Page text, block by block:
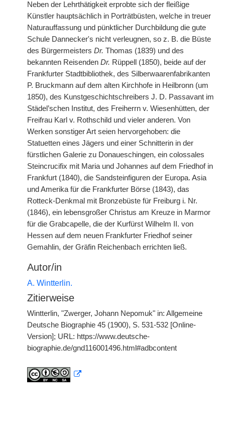
Neben der Lehrthätigkeit erprobte sich der fleißige
Künstler hauptsächlich in Porträtbüsten, welche in treuer
Naturauffassung und pünktlicher Durchbildung die gute
Schule Dannecker's nicht verleugnen, so z. B. die Büste
des Bürgermeisters Dr. Thomas (1839) und des
bekannten Reisenden Dr. Rüppell (1850), beide auf der
Frankfurter Stadtbibliothek, des Silberwaarenfabrikanten
P. Bruckmann auf dem alten Kirchhofe in Heilbronn (um
1850), des Kunstgeschichtschreibers J. D. Passavant im
Städel’schen Institut, des Freiherrn v. Wiesenhütten, der
Freifrau Karl v. Rothschild und vieler anderen. Von
Werken sonstiger Art seien hervorgehoben: die
Statuetten eines Jägers und einer Schnitterin in der
fürstlichen Galerie zu Donaueschingen, ein colossales
Steincrucifix mit Maria und Johannes auf dem Friedhof in
Frankfurt (1840), die Sandsteinfiguren der Europa. Asia
und Amerika für die Frankfurter Börse (1843), das
Rotteck-Denkmal mit Bronzebüste für Freiburg i. Nr.
(1846), ein lebensgroßer Christus am Kreuze in Marmor
für die Grabcapelle, die der Kurfürst Wilhelm II. von
Hessen auf dem neuen Frankfurter Friedhof seiner
Gemahlin, der Gräfin Reichenbach errichten ließ.
Autor/in
A. Wintterlin.
Zitierweise
Wintterlin, "Zwerger, Johann Nepomuk" in: Allgemeine
Deutsche Biographie 45 (1900), S. 531-532 [Online-
Version]; URL: https://www.deutsche-
biographie.de/gnd116001496.html#adbcontent